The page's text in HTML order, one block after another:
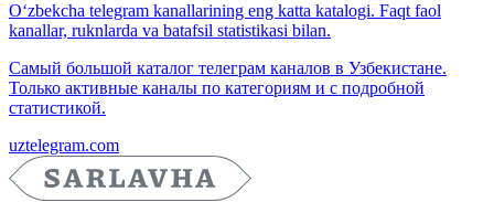
O‘zbekcha telegram kanallarining eng katta katalogi. Faqt faol
kanallar, ruknlarda va batafsil statistikasi bilan.
Самый большой каталог телеграм каналов в Узбекистане.
Только активные каналы по категориям и с подробной
статистикой.
uztelegram.com